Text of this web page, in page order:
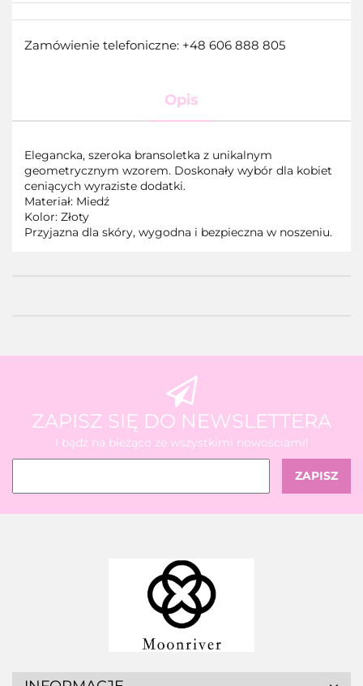
Zamówienie telefoniczne: +48 606 888 805
Opis
Elegancka, szeroka bransoletka z unikalnym
geometrycznym wzorem. Doskonały wybór dla kobiet
ceniących wyraziste dodatki.
Materiał: Miedź
Kolor: Złoty
Przyjazna dla skóry, wygodna i bezpieczna w noszeniu.
ZAPISZ SIĘ DO NEWSLETTERA
I bądź na bieżąco ze wszystkimi nowościami!